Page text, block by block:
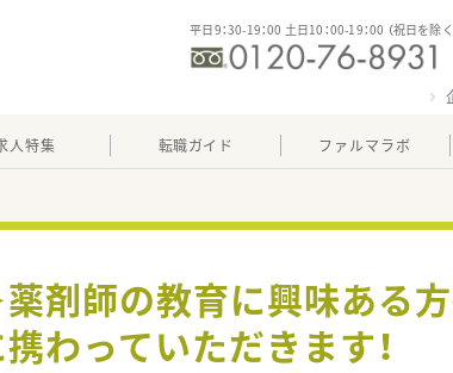
平日9：30-19：00 土日10：00-19：00 （祝日を除く
人特集 転職ガイド ファルマラボ
薬剤師の教育に興味ある
わっていただきます！